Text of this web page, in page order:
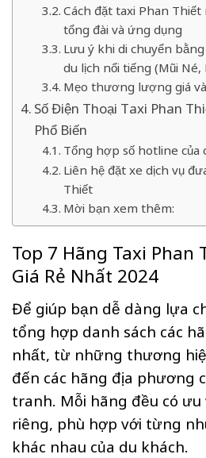
Cách đặt taxi Phan
tổng đài và ứng dụng
Lưu ý khi di chuyển
du lịch nổi tiếng (Mũi
Mẹo thương lượng giá
Số Điện Thoại Taxi Phan
Phổ Biến
Tổng hợp số hotline của
Liên hệ đặt xe dịch vụ
Thiết
Mời bạn xem thêm:
Top 7 Hãng Taxi Phan
Giá Rẻ Nhất 2024
Để giúp bạn dễ dàng lựa
tổng hợp danh sách các
nhất, từ những thương
đến các hãng địa phương
tranh. Mỗi hãng đều có
riêng, phù hợp với từng
khác nhau của du khách.